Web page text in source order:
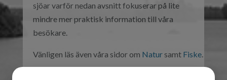
sjöar varför nedan avsnitt fokuserar på lite
mindre mer praktisk information till våra
besökare.
Vänligen läs även våra sidor om Natursamt Fiske.